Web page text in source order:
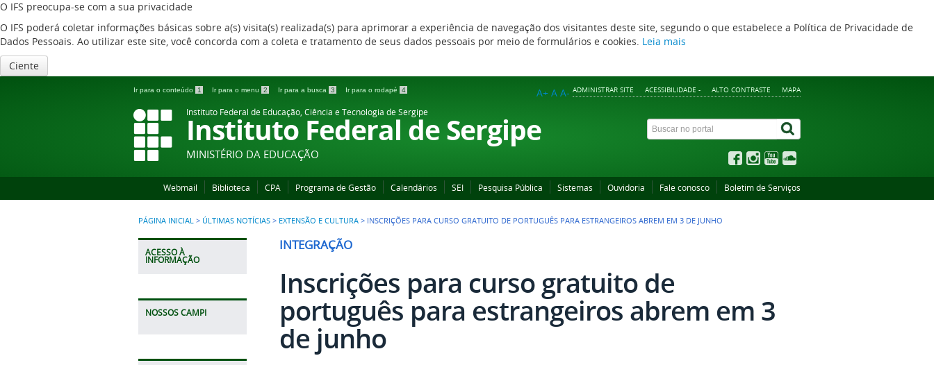
O IFS preocupa-se com a sua privacidade
O IFS poderá coletar informações básicas sobre a(s) visita(s) realizada(s) para aprimorar a experiência de navegação dos visitantes deste site, segundo o que estabelece a Política de Privacidade de
Dados Pessoais. Ao utilizar este site, você concorda com a coleta e tratamento de seus dados pessoais por meio de formulários e cookies. Leia mais
Ciente
Ir para o conteúdo 1 Ir para o menu 2 Ir para a busca 3 Ir para o rodapé 4 ADMINISTRAR SITE ACESSIBILIDADE - ALTO CONTRASTE MAPA
A+ A A-
Instituto Federal de Educação, Ciência e Tecnologia de Sergipe
Instituto Federal de Sergipe
MINISTÉRIO DA EDUCAÇÃO
Webmail Biblioteca CPA Programa de Gestão Calendários SEI Pesquisa Pública Sistemas Ouvidoria Fale conosco Boletim de Serviços
PÁGINA INICIAL > ÚLTIMAS NOTÍCIAS > EXTENSÃO E CULTURA > INSCRIÇÕES PARA CURSO GRATUITO DE PORTUGUÊS PARA ESTRANGEIROS ABREM EM 3 DE JUNHO
ACESSO À
INFORMAÇÃO
NOSSOS CAMPI
INTEGRAÇÃO
Inscrições para curso gratuito de
português para estrangeiros abrem em 3
de junho